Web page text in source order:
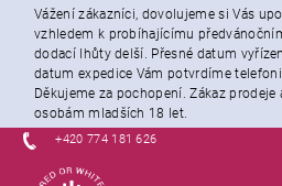
Vážení zákazníci, dovolujeme si Vás
vzhledem k probíhajícímu
dodací lhůty delší. Přesné datum
datum expedice Vám potvrdíme
Děkujeme za pochopení. Zákaz
osobám mladších 18 let.
+420 774 181 626